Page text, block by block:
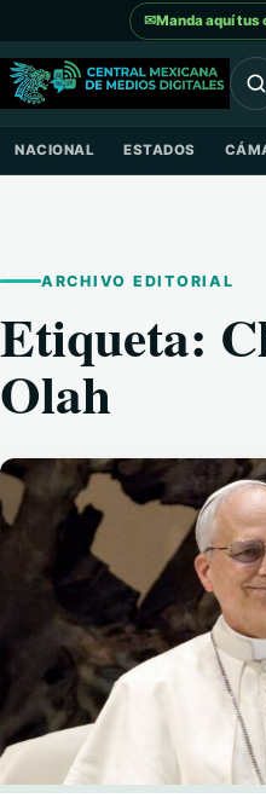
Saltar al contenido
✉Manda aquí tus
NACIONAL ESTADOS
ARCHIVO EDITORIAL
Etiqueta:
Olah